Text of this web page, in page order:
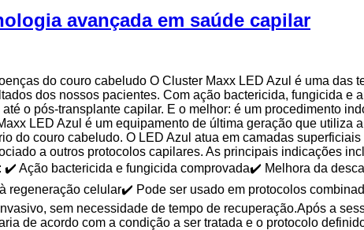
avançada em saúde capilar
do couro cabeludo O Cluster Maxx LED Azul é uma
dos nossos pacientes. Com ação bactericida, fungicida e
o pós-transplante capilar. E o melhor: é um procedimento
LED Azul é um equipamento de última geração que
do couro cabeludo. O LED Azul atua em camadas
a outros protocolos capilares. As principais indicações
✔️ Ação bactericida e fungicida comprovada✔️ Melhora da
celular✔️ Pode ser usado em protocolos
sem necessidade de tempo de recuperação.Após a
de acordo com a condição a ser tratada e o protocolo